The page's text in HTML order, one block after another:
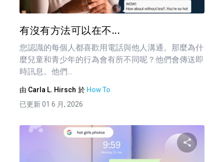
有沒有方法可以在不...
您認識的每個人都喜歡用電話與他人溝通。那麼為什
麼兒童和青少年的行為會有所不同呢？他們會傳送即
時訊息。他們...
由 Carla L. Hirsch 於 How To
已更新 01 6 月, 2026